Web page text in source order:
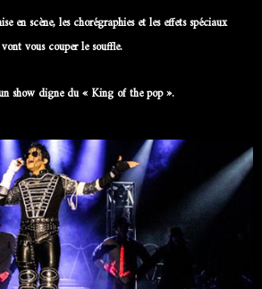
en scène, les chorégraphies et les effets spéciaux
vont vous couper le souffle.
show digne du « King of the pop ».